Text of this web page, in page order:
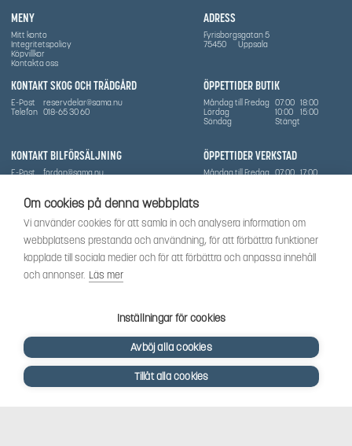
Om cookies på denna webbplats
Vi använder cookies för att samla in och analysera information om
webbplatsens prestanda och användning, för att förbättra funktioner
kopplade till sociala medier och för att förbättra och anpassa innehåll
och annonser. Läs mer
Inställningar för cookies
Avböj alla cookies
Tillåt alla cookies
MENY
Mitt konto
Integritetspolicy
Köpvillkor
Kontakta oss
ÖPPETTIDER BUTIK
Måndag till Fredag 07:00 18:00
Lördag
10:00
15:00
Söndag
Stängt
ÖPPETTIDER VERKSTAD
Måndag till Fredag 07:00 17:00
ADRESS
Fyrisborgsgatan 5
75450
Uppsala
KONTAKT SKOG OCH TRÄDGÅRD
E-Post
reservdelar@sama.nu
Telefon 018-65 30 60
KONTAKT BILFÖRSÄLJNING
E-Post
fordon@sama.nu
Vi har sedan 1970-talet levererat skog-och trädgårdsprodukter till Uppsala med omnejd. Vi
har idag även ett brett utbud av dessa produkter samt BRP:s produktsortiment, gällande
Can-Am, Sea-Doo.
Vi är certifierad serviceverkstad.
SOCIALT